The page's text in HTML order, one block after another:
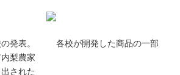
発表。
内梨農家
された
各校が開発した商品の一部